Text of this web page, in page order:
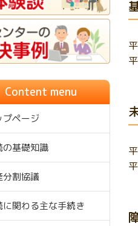
Content menu
プページ
の基礎知識
分割協議
に関わる主な手続き